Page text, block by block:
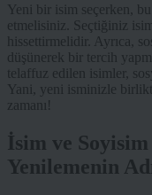
Yeni bir isim seçerken,
etmelisiniz. Seçtiğiniz
hissettirmelidir. Ayrıca,
düşünerek bir tercih
telaffuz edilen isimler,
Yani, yeni isminizle
zamanı!
İsim ve
Yenilemenin